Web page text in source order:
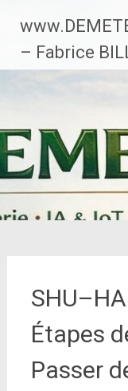
contenu
principal
– Fabrice
Étapes
Passer